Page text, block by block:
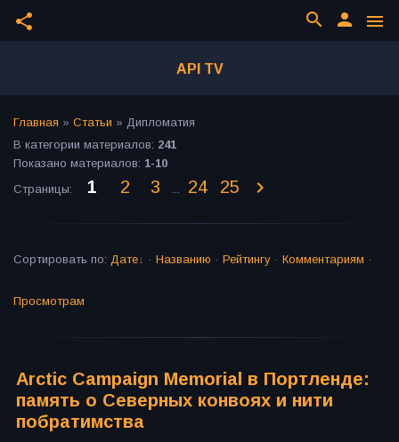
share menu
person
search
API TV
Главная » Статьи » Дипломатия
В категории материалов: 241
Показано материалов: 1-10
Страницы: 1 2 3 ... 24 25
Сортировать по: Дате · Названию · Рейтингу · Комментариям ·
Просмотрам
Arctic Campaign Memorial в Портленде:
память о Северных конвоях и нити
побратимства